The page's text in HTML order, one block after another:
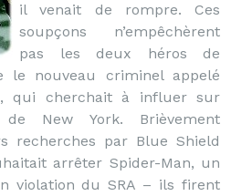
il venait de rompre. Ces
soupçons n’empêchèrent
pas les deux héros de
le nouveau criminel appelé
qui cherchait à influer sur
de New York. Brièvement
recherches par Blue Shield
arrêter Spider-Man, un
violation du SRA – ils firent